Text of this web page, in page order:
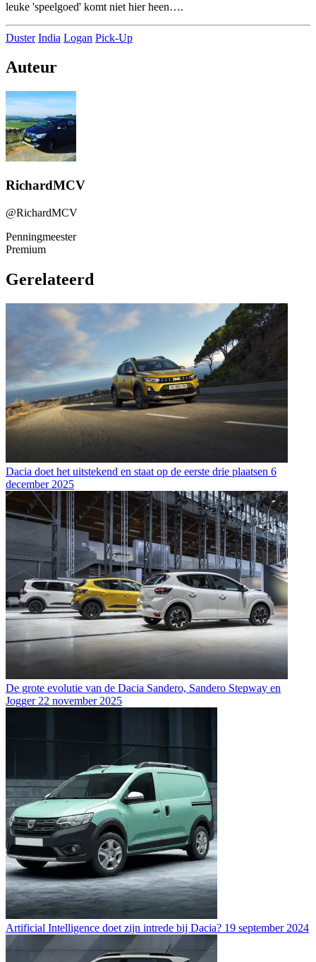
leuke 'speelgoed' komt niet hier heen….
Duster India Logan Pick-Up
Auteur
RichardMCV
@RichardMCV
Penningmeester
Premium
Gerelateerd
Dacia doet het uitstekend en staat op de eerste drie plaatsen 6
december 2025
De grote evolutie van de Dacia Sandero, Sandero Stepway en
Jogger 22 november 2025
Artificial Intelligence doet zijn intrede bij Dacia? 19 september 2024